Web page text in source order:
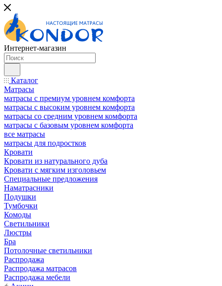
Интернет-магазин
Каталог
Матрасы
матрасы с премиум уровнем комфорта
матрасы с высоким уровнем комфорта
матрасы со средним уровнем комфорта
матрасы с базовым уровнем комфорта
все матрасы
матрасы для подростков
Кровати
Кровати из натурального дуба
Кровати с мягким изголовьем
Специальные предложения
Наматрасники
Подушки
Тумбочки
Комоды
Светильники
Люстры
Бра
Потолочные светильники
Распродажа
Распродажа матрасов
Распродажа мебели